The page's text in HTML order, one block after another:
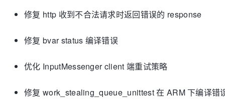
修复 http 收到不合法请求时返回错误的 response
修复 bvar status 编译错误
优化 InputMessenger client 端重试策略
修复 work_stealing_queue_unittest 在 ARM 下编译错